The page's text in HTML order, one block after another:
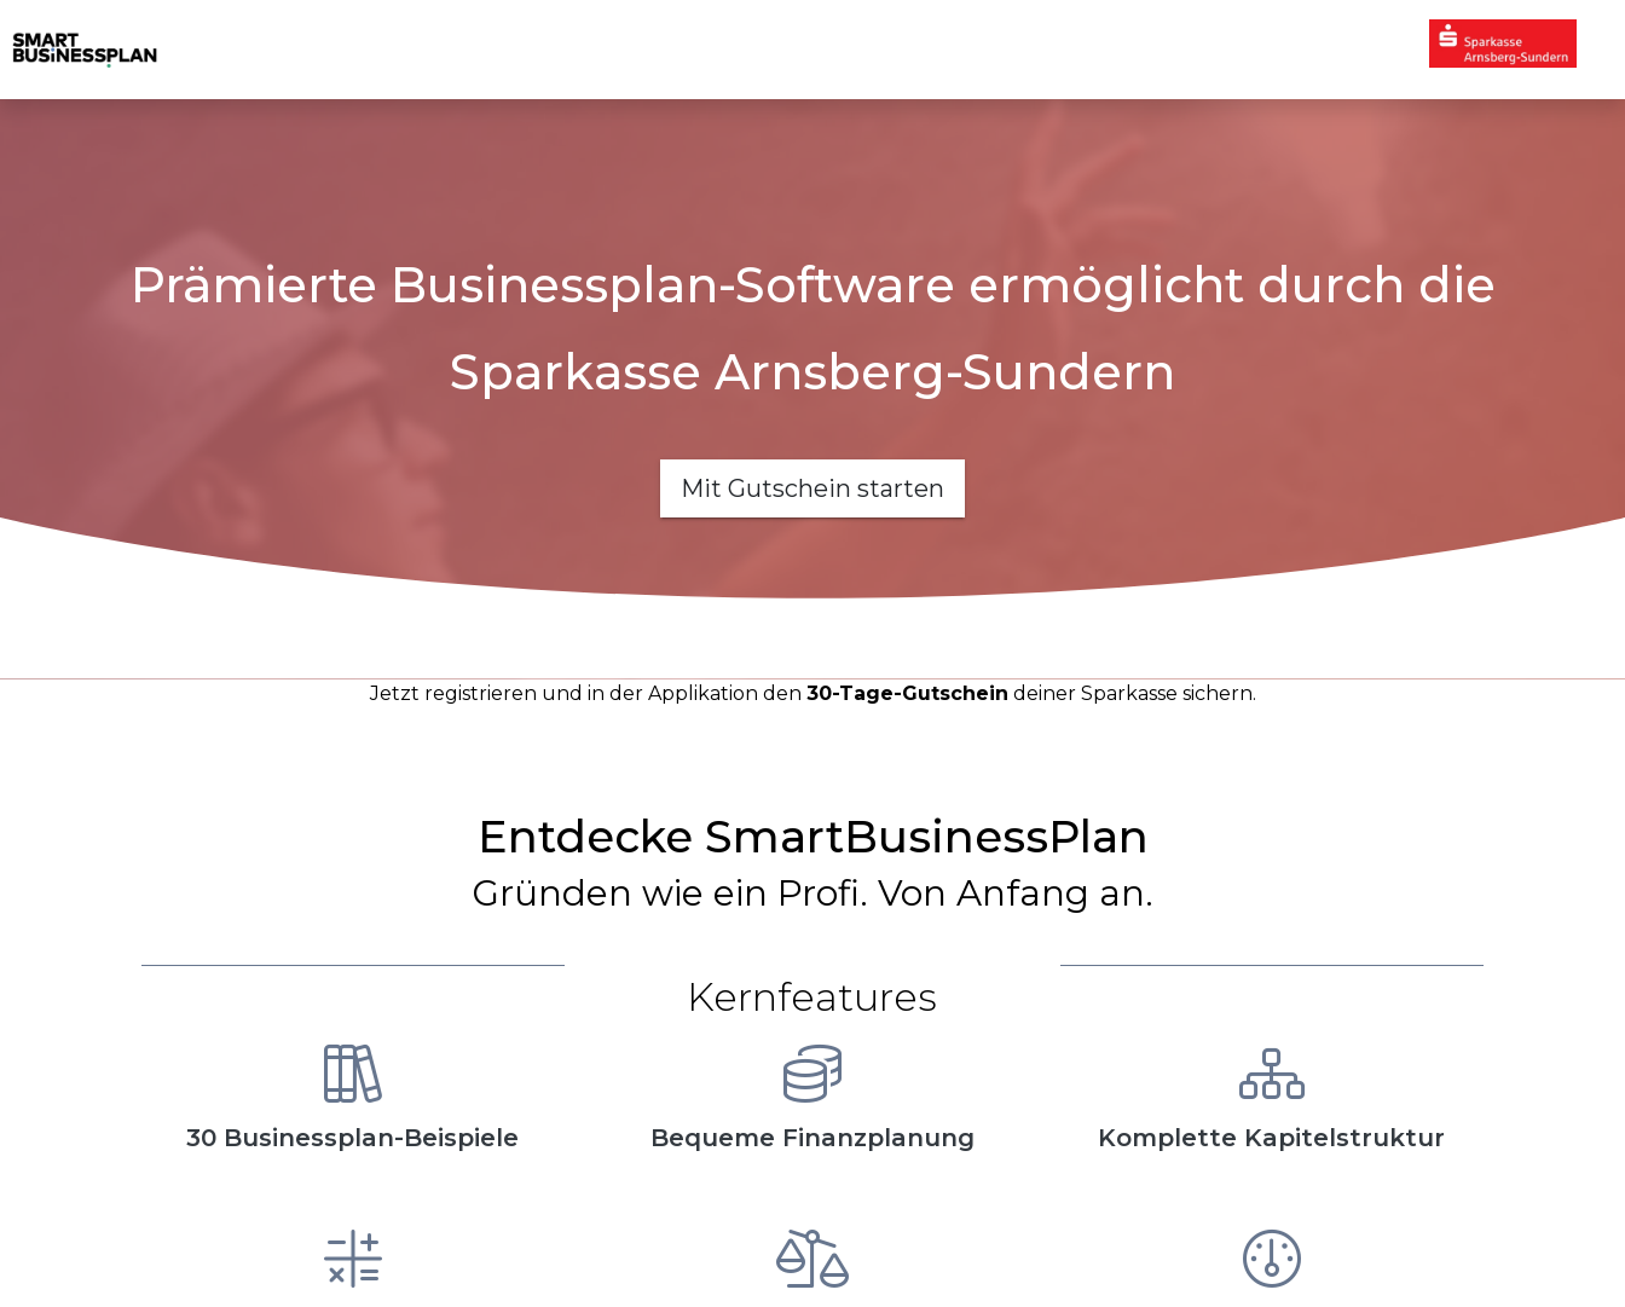
Prämierte Businessplan-Software ermöglicht durch die
Sparkasse Arnsberg-Sundern
Mit Gutschein starten
Jetzt registrieren und in der Applikation den 30-Tage-Gutschein deiner Sparkasse sichern.
Entdecke SmartBusinessPlan
Gründen wie ein Profi. Von Anfang an.
Kernfeatures
30 Businessplan-Beispiele Bequeme Finanzplanung Komplette Kapitelstruktur